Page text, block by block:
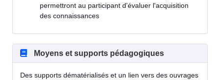
permettront au participant d'évaluer l'acquisition
des connaissances
Moyens et supports pédagogiques
Des supports dématérialisés et un lien vers des ouvrages